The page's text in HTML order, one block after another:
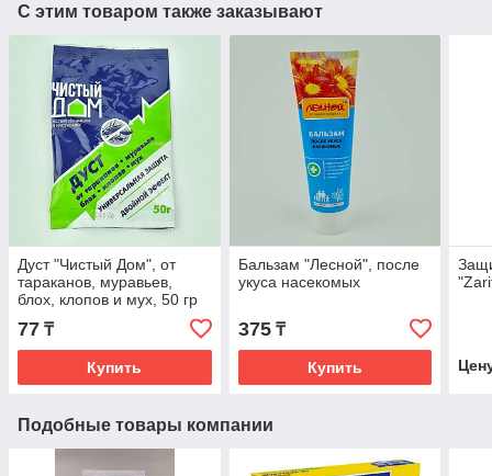
С этим товаром также заказывают
Дуст "Чистый Дом", от
тараканов, муравьев,
блох, клопов и мух, 50 гр
77 ₸
Купить
Бальзам "Лесной", после
укуса насекомых
375₸
Купить
Подобные товары компании